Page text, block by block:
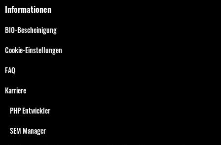
Informationen
BIO-Bescheinigung
Cookie-Einstellungen
FAQ
Karriere
PHP Entwickler
SEM Manager